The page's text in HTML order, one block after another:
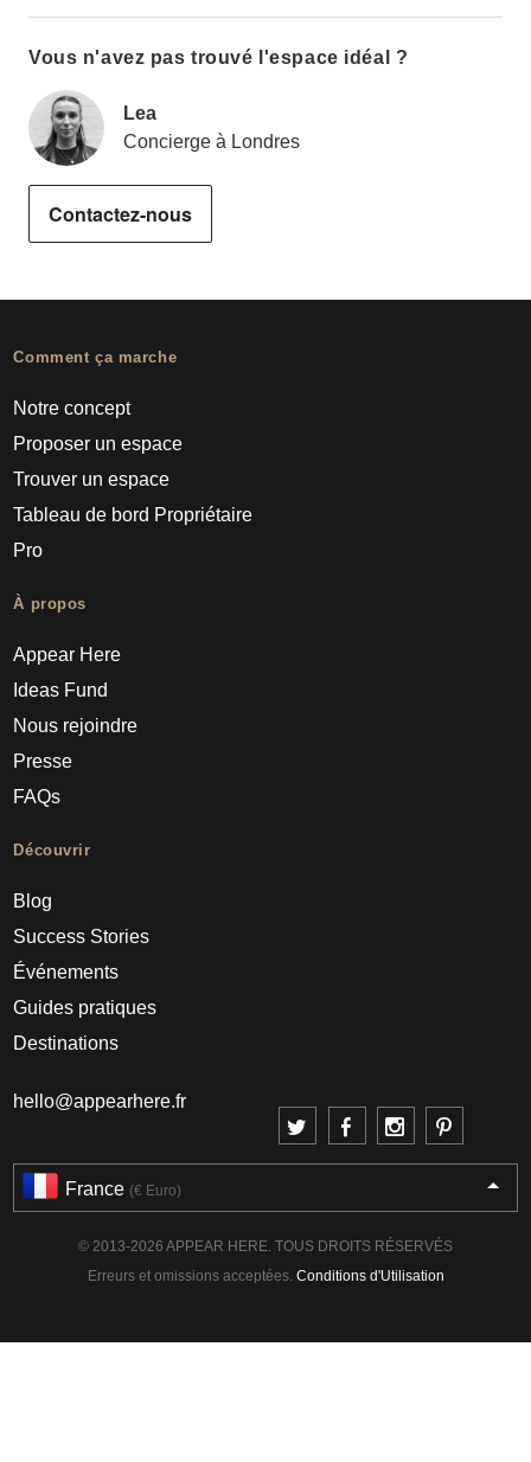
Vous n'avez pas trouvé l'espace idéal ?
Lea
Concierge à Londres
Contactez-nous
Comment ça marche
Notre concept
Proposer un espace
Trouver un espace
Tableau de bord Propriétaire
Pro
À propos
Appear Here
Ideas Fund
Nous rejoindre
Presse
FAQs
Découvrir
Blog
Success Stories
Événements
Guides pratiques
Destinations
hello@appearhere.fr
France (€ Euro)
© 2013-2026 APPEAR HERE. TOUS DROITS RÉSERVÉS
Erreurs et omissions acceptées. Conditions d'Utilisation